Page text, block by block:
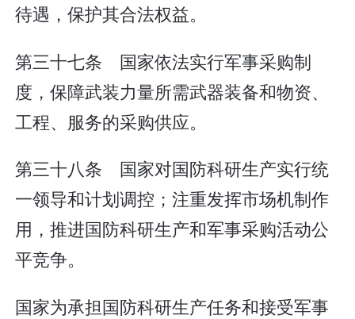
待遇，保护其合法权益。
第三十七条 国家依法实行军事采购制
度，保障武装力量所需武器装备和物资、
工程、服务的采购供应。
第三十八条 国家对国防科研生产实行统
一领导和计划调控；注重发挥市场机制作
用，推进国防科研生产和军事采购活动公
平竞争。
国家为承担国防科研生产任务和接受军事